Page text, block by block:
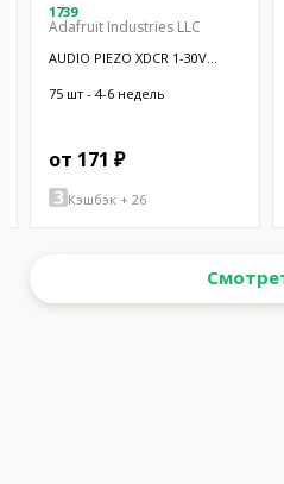
1739
Adafruit Industries LLC
AUDIO PIEZO XDCR 1-30V
75 шт - 4-6 недель
от 171 ₽
Кэшбэк + 26